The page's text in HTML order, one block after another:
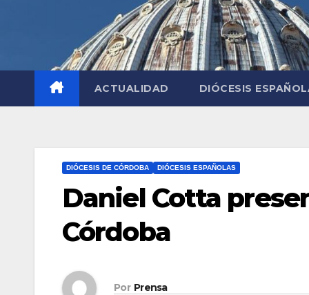
ACTUALIDAD DIÓCESIS
DIÓCESIS DE CÓRDOBA DIÓCESIS ESPAÑOLAS
Daniel Cotta
Córdoba
Por Prensa